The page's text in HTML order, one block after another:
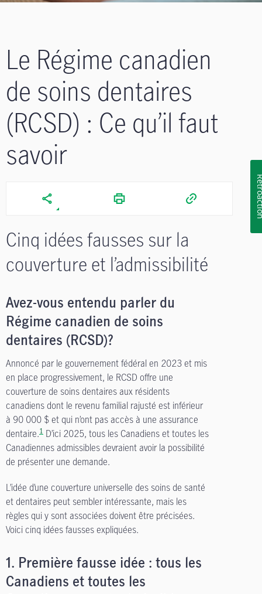
Le Régime canadien
de soins dentaires
(RCSD) : Ce qu’il faut
savoir
Cinq idées fausses sur la
couverture et l’admissibilité
Avez-vous entendu parler du
Régime canadien de soins
dentaires (RCSD)?
Annoncé par le gouvernement fédéral en 2023 et mis
en place progressivement, le RCSD offre une
couverture de soins dentaires aux résidents
canadiens dont le revenu familial rajusté est inférieur
à 90 000 $ et qui n’ont pas accès à une assurance
dentaire.1 D’ici 2025, tous les Canadiens et toutes les
Canadiennes admissibles devraient avoir la possibilité
de présenter une demande.
L’idée d’une couverture universelle des soins de santé
et dentaires peut sembler intéressante, mais les
règles qui y sont associées doivent être précisées.
Voici cinq idées fausses expliquées.
1. Première fausse idée : tous les
Canadiens et toutes les